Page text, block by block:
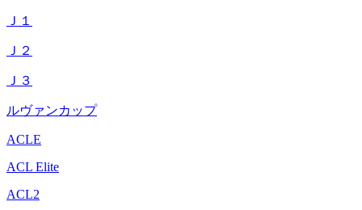
Ｊ１
Ｊ２
Ｊ３
ルヴァンカップ
ACLE
ACL Elite
ACL2